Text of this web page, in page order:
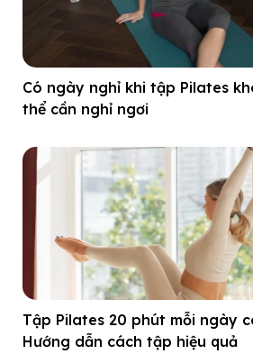
Có ngày nghỉ khi tập Pilates
thể cần nghỉ ngơi
Tập Pilates 20 phút mỗi ngày
Hướng dẫn cách tập hiệu quả